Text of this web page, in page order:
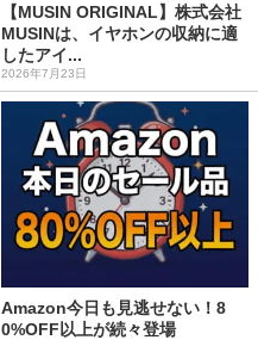
【MUSIN ORIGINAL】株式会社
MUSINは、イヤホンの収納に適
したアイ...
2026年7月23日
Amazon今日も見逃せない！8
0%OFF以上が続々登場